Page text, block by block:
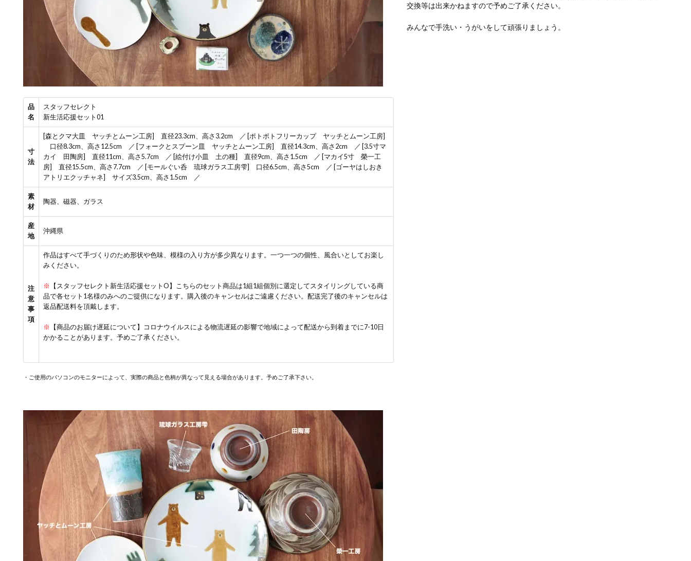
品
名
スタッフセレクト
新生活応援セット01
寸
法
[森とクマ大皿 ヤッチとムーン工房] 直径23.3cm、高さ3.2cm ／ [ポトポトフリーカップ ヤッチとムーン工房]
口径8.3cm、高さ12.5cm ／ [フォークとスプーン皿 ヤッチとムーン工房] 直径14.3cm、高さ2cm ／ [3.5寸マ
カイ 田陶房] 直径11cm、高さ5.7cm ／ [絵付け小皿 土の種] 直径9cm、高さ1.5cm ／ [マカイ5寸 榮一工
房] 直径15.5cm、高さ7.7cm ／ [モールぐい呑 琉球ガラス工房雫] 口径6.5cm、高さ5cm ／ [ゴーヤはしおき
アトリエクッチャネ] サイズ3.5cm、高さ1.5cm ／
素
材
陶器、磁器、ガラス
産
地
沖縄県
注
意
事
項
作品はすべて手づくりのため形状や色味、模様の入り方が多少異なります。一つ一つの個性、風合いとしてお楽し
みください。
※
【スタッフセレクト新生活応援セットO】こちらのセット商品は1組1組個別に選定してスタイリングしている商
品で各セット1名様のみへのご提供になります。購入後のキャンセルはご遠慮ください。配送完了後のキャンセルは
返品配送料を頂戴します。
※
【商品のお届け遅延について】コロナウイルスによる物流遅延の影響で地域によって配送から到着までに7-10日
かかることがあります。予めご了承ください。
・ご使用のパソコンのモニターによって、実際の商品と色柄が異なって見える場合があります。予めご了承下さい。
交換等は出来かねますので予めご了承ください。
みんなで手洗い・うがいをして頑張りましょう。